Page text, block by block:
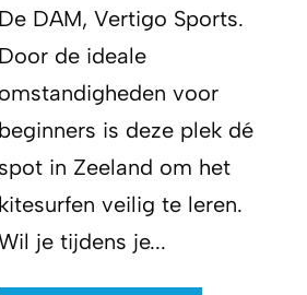
De DAM, Vertigo Sports.
Door de ideale
omstandigheden voor
beginners is deze plek dé
spot in Zeeland om het
kitesurfen veilig te leren.
je tijdens je...